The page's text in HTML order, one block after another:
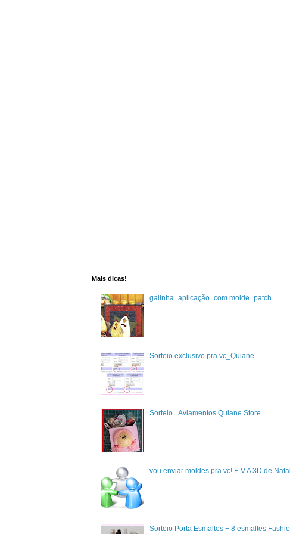
Mais dicas!
galinha_aplicação_com molde_patch
Sorteio exclusivo pra vc_Quiane
Sorteio_ Aviamentos Quiane Store
vou enviar moldes pra vc! E.V.A 3D de
Sorteio Porta Esmaltes + 8 esmaltes